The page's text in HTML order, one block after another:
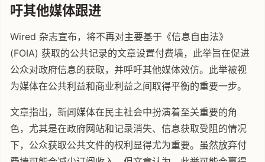
吁其他媒体跟进
Wired 杂志宣布，将不再对主要基于《信息自由法》
(FOIA) 获取的公共记录的文章设置付费墙，此举旨在促进
公众对政府信息的获取，并呼吁其他媒体效仿。此举被视
为媒体在公共利益和商业利益之间取得平衡的重要一步。
文章指出，新闻媒体在民主社会中扮演着至关重要的角
色，尤其是在政府网站和记录消失、信息获取受阻的情况
下，公众获取公共文件的权利显得尤为重要。虽然放弃付